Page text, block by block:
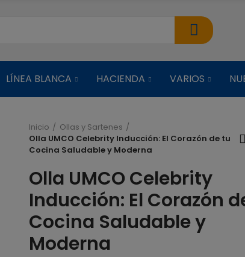
LÍNEA BLANCA HACIENDA VARIOS
Inicio
Ollas y Sartenes
Olla UMCO Celebrity Inducción: El Corazón de tu
Cocina Saludable y Moderna
Olla UMCO Celebrity
Inducción: El Corazón
Cocina Saludable y
Moderna
VAPORERA
$ 38,51
ARROCERA